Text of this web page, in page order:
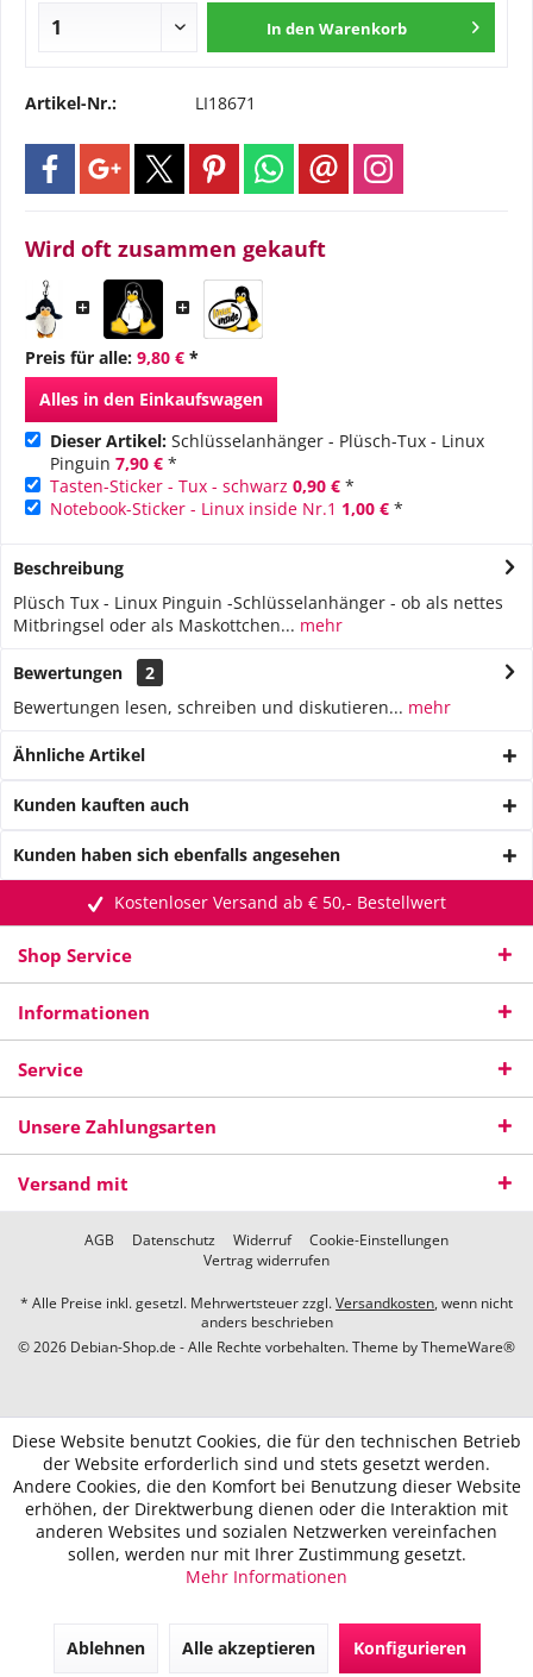
In den Warenkorb
Artikel-Nr.: LI18671
Wird oft zusammen gekauft
Preis für alle: 9,80 € *
Alles in den Einkaufswagen
Dieser Artikel: Schlüsselanhänger - Plüsch-Tux - Linux
Pinguin 7,90 € *
Tasten-Sticker - Tux - schwarz 0,90 € *
Notebook-Sticker - Linux inside Nr.1 1,00 € *
Beschreibung
Plüsch Tux - Linux Pinguin -Schlüsselanhänger - ob als nettes
Mitbringsel oder als Maskottchen... mehr
Bewertungen
2
Bewertungen lesen, schreiben und diskutieren... mehr
Ähnliche Artikel
Kunden kauften auch
Kunden haben sich ebenfalls angesehen
Kostenloser Versand ab € 50,- Bestellwert
Shop Service
Informationen
Service
Unsere Zahlungsarten
Versand mit
AGB Datenschutz Widerruf
Cookie-Einstellungen
Vertrag widerrufen
* Alle Preise inkl. gesetzl. Mehrwertsteuer zzgl.Versandkosten, wenn nicht
anders beschrieben
© 2026 Debian-Shop.de - Alle Rechte vorbehalten. Theme byThemeWare®
Diese Website benutzt Cookies, die für den technischen Betrieb
der Website erforderlich sind und stets gesetzt werden.
Andere Cookies, die den Komfort bei Benutzung dieser Website
erhöhen, der Direktwerbung dienen oder die Interaktion mit
anderen Websites und sozialen Netzwerken vereinfachen
sollen, werden nur mit Ihrer Zustimmung gesetzt.
Mehr Informationen
Ablehnen Alle akzeptieren Konfigurieren